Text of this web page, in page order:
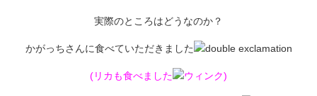
実際のところはどうなのか？
かがっちさんに食べていただきました
(リカも食べました )